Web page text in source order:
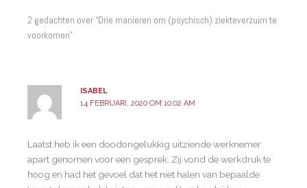
2 gedachten over “Drie manieren om (psychisch) ziekteverzuim te
voorkomen”
ISABEL
14 FEBRUARI, 2020 OM 10:02 AM
Laatst heb ik een doodongelukkig uitziende werknemer
apart genomen voor een gesprek. Zij vond de werkdruk te
hoog en had het gevoel dat het niet halen van bepaalde